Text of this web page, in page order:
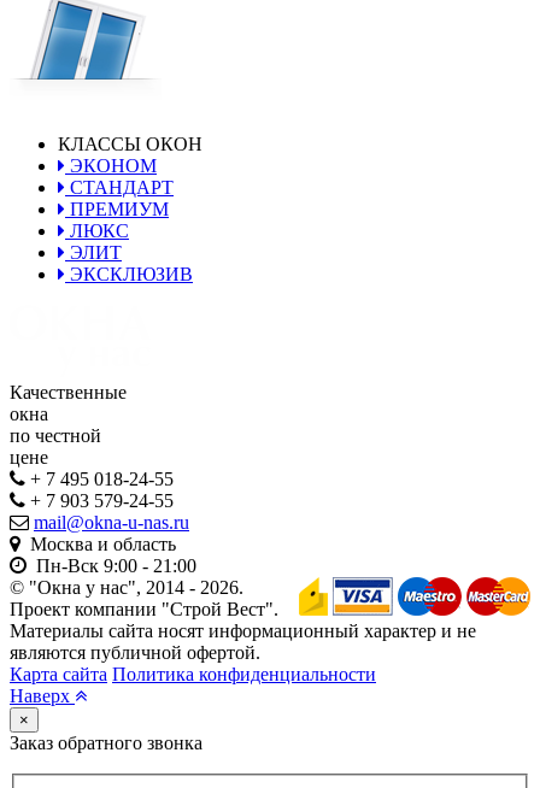
КЛАССЫ ОКОН
ЭКОНОМ
СТАНДАРТ
ПРЕМИУМ
ЛЮКС
ЭЛИТ
ЭКСКЛЮЗИВ
Качественные
окна
по честной
цене
+ 7 495 018-24-55
+ 7 903 579-24-55
mail@okna-u-nas.ru
Москва и область
Пн-Вск 9:00 - 21:00
© "Окна у нас", 2014 - 2026.
Проект компании "Строй Вест".
Материалы сайта носят информационный характер и не
являются публичной офертой.
Карта сайта Политика конфиденциальности
Наверх
×
Заказ обратного звонка